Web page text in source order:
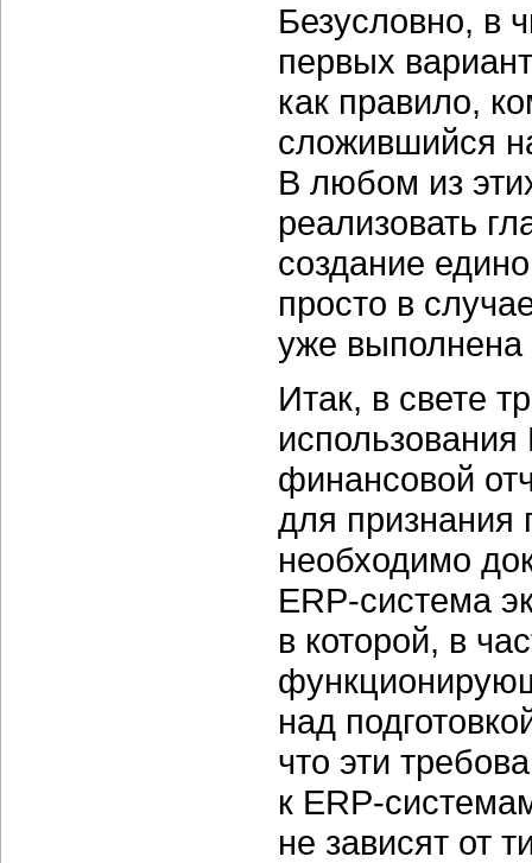
Безусловно, в
первых
как правило,
сложившийся
В любом из
реализовать
создание
просто в
уже выполнена
Итак, в свете
использования
финансовой
для признания
необходимо
ERP-система
в которой, в
над
что эти
к ERP-
не зависят от